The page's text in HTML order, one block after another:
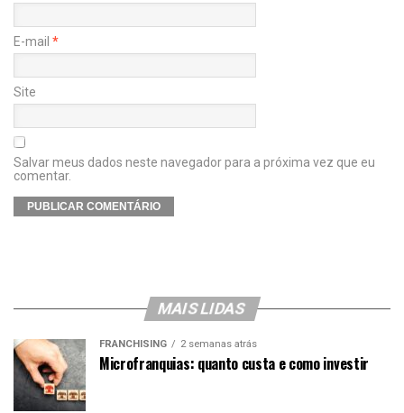
E-mail *
Site
Salvar meus dados neste navegador para a próxima vez que eu
comentar.
MAIS LIDAS
FRANCHISING 2 semanas atrás
Microfranquias: quanto custa e como investir